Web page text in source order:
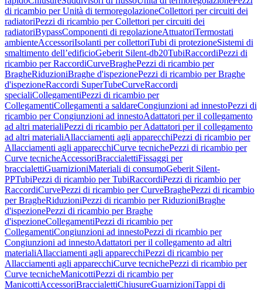
di ricambio per Unità di termoregolazioneCollettori per circuiti dei
radiatoriPezzi di ricambio per Collettori per circuiti dei
radiatoriBypassComponenti di regolazioneAttuatoriTermostati
ambienteAccessoriIsolanti per collettoriTubi di protezioneSistemi di
smaltimento dell’edificioGeberit Silent-db20TubiRaccordiPezzi di
ricambio per RaccordiCurveBraghePezzi di ricambio per
BragheRiduzioniBraghe d'ispezionePezzi di ricambio per Braghe
d'ispezioneRaccordi SuperTubeCurveRaccordi
specialiCollegamentiPezzi di ricambio per
CollegamentiCollegamenti a saldareCongiunzioni ad innestoPezzi di
ricambio per Congiunzioni ad innestoAdattatori per il collegamento
ad altri materialiPezzi di ricambio per Adattatori per il collegamento
ad altri materialiAllacciamenti agli apparecchiPezzi di ricambio per
Allacciamenti agli apparecchiCurve tecnichePezzi di ricambio per
Curve tecnicheAccessoriBraccialettiFissaggi per
braccialettiGuarnizioniMateriali di consumoGeberit Silent-
PPTubiPezzi di ricambio per TubiRaccordiPezzi di ricambio per
RaccordiCurvePezzi di ricambio per CurveBraghePezzi di ricambio
per BragheRiduzioniPezzi di ricambio per RiduzioniBraghe
d'ispezionePezzi di ricambio per Braghe
d'ispezioneCollegamentiPezzi di ricambio per
CollegamentiCongiunzioni ad innestoPezzi di ricambio per
Congiunzioni ad innestoAdattatori per il collegamento ad altri
materialiAllacciamenti agli apparecchiPezzi di ricambio per
Allacciamenti agli apparecchiCurve tecnichePezzi di ricambio per
Curve tecnicheManicottiPezzi di ricambio per
ManicottiAccessoriBraccialettiChiusureGuarnizioniTappi di